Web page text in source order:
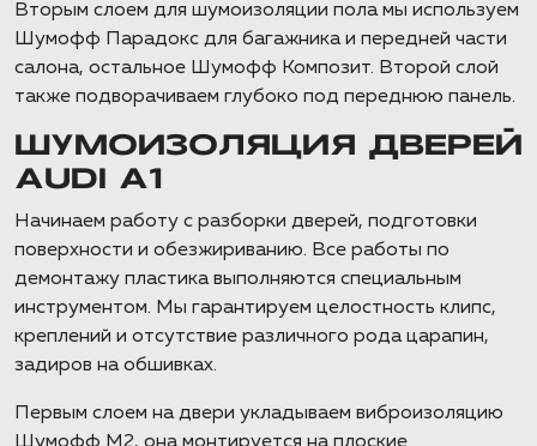
Вторым слоем для шумоизоляции пола мы используем
Шумофф Парадокс для багажника и передней части
салона, остальное Шумофф Композит. Второй слой
также подворачиваем глубоко под переднюю панель.
ШУМОИЗОЛЯЦИЯ ДВЕРЕЙ
AUDI A1
Начинаем работу с разборки дверей, подготовки
поверхности и обезжириванию. Все работы по
демонтажу пластика выполняются специальным
инструментом. Мы гарантируем целостность клипс,
креплений и отсутствие различного рода царапин,
задиров на обшивках.
Первым слоем на двери укладываем виброизоляцию